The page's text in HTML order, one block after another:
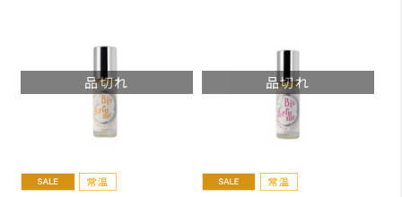
品切れ 品切れ